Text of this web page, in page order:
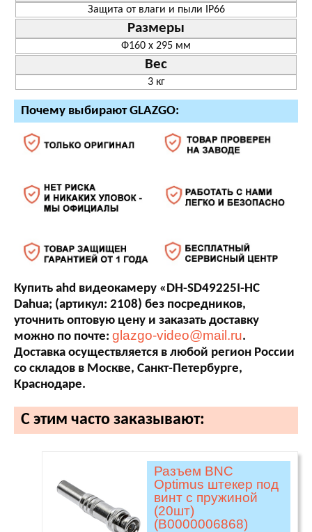
Защита от влаги и пыли IP66
Размеры
Ф160 x 295 мм
Вес
3 кг
Почему выбирают GLAZGO:
Купить ahd видеокамеру «DH-SD49225I-HC
Dahua; (артикул: 2108) без посредников,
уточнить оптовую цену и заказать доставку
можно по почте: glazgo-video@mail.ru.
Доставка осуществляется в любой регион России
со складов в Москве, Санкт-Петербурге,
Краснодаре.
С этим часто заказывают:
Разъем BNC
Optimus штекер под
винт с пружиной
(20шт)
(В0000006868)